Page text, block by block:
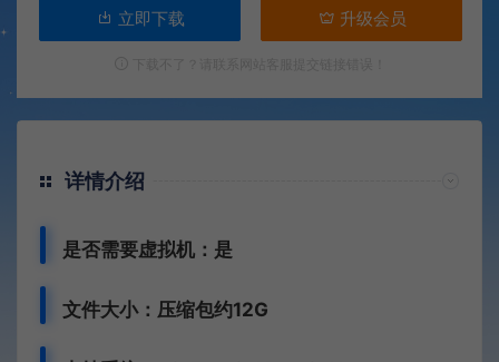
立即下载 升级会员
详情介绍
是否需要虚拟机：是
文件大小：压缩包约12G